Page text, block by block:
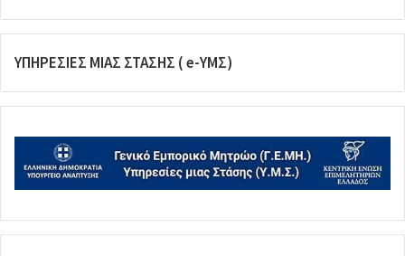
ΥΠΗΡΕΣΙΕΣ ΜΙΑΣ ΣΤΑΣΗΣ ( e-ΥΜΣ)